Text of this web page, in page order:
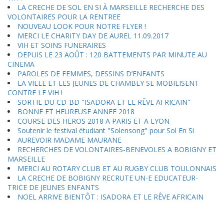
LA CRECHE DE SOL EN SI À MARSEILLE RECHERCHE DES
VOLONTAIRES POUR LA RENTREE
NOUVEAU LOOK POUR NOTRE FLYER !
MERCI LE CHARITY DAY DE AUREL 11.09.2017
VIH ET SOINS FUNERAIRES
DEPUIS LE 23 AOÛT : 120 BATTEMENTS PAR MINUTE AU
CINEMA
PAROLES DE FEMMES, DESSINS D’ENFANTS
LA VILLE ET LES JEUNES DE CHAMBLY SE MOBILISENT
CONTRE LE VIH !
SORTIE DU CD-BD "ISADORA ET LE RÊVE AFRICAIN"
BONNE ET HEUREUSE ANNEE 2018
COURSE DES HEROS 2018 A PARIS ET A LYON
Soutenir le festival étudiant "Solensong" pour Sol En Si
AUREVOIR MADAME MAURANE
RECHERCHES DE VOLONTAIRES-BENEVOLES A BOBIGNY ET
MARSEILLE
MERCI AU ROTARY CLUB ET AU RUGBY CLUB TOULONNAIS
LA CRECHE DE BOBIGNY RECRUTE UN-E EDUCATEUR-
TRICE DE JEUNES ENFANTS
NOEL ARRIVE BIENTÔT : ISADORA ET LE RÊVE AFRICAIN